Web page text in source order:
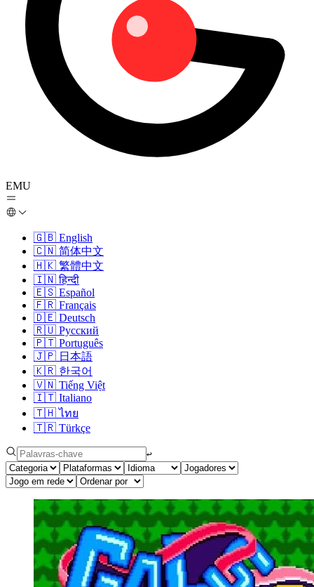
EMU
🇬🇧 English
🇨🇳 简体中文
🇭🇰 繁體中文
🇮🇳 हिन्दी
🇪🇸 Español
🇫🇷 Français
🇩🇪 Deutsch
🇷🇺 Русский
🇵🇹 Português
🇯🇵 日本語
🇰🇷 한국어
🇻🇳 Tiếng Việt
🇮🇹 Italiano
🇹🇭 ไทย
🇹🇷 Türkçe
↩︎